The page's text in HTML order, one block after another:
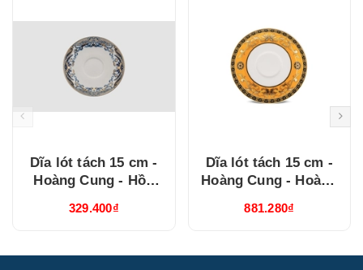
Dĩa lót tách 15 cm -
Hoàng Cung - Hồn
)
329.400₫
Dĩa lót tách 15 cm -
Hoàng Cung - Hoàng
881.280₫